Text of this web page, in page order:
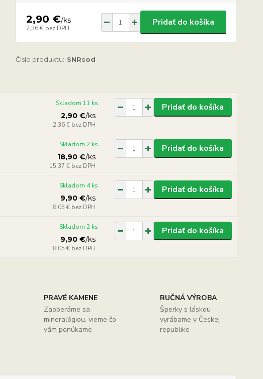
2,90 €/ks
2,36 € bez DPH
Pridať do košíka
Číslo produktu: SNRsod
2,90 €/ks
2,36 € bez DPH
Skladom 11 ks Pridať do košíka
18,90 €/ks
15,37 € bez DPH
Skladom 2 ks Pridať do košíka
9,90 €/ks
8,05 € bez DPH
Skladom 4 ks Pridať do košíka
9,90 €/ks
8,05 € bez DPH
Skladom 2 ks Pridať do košíka
PRAVÉ KAMENE
Zaoberáme sa
mineralógiou, vieme čo
vám ponúkame
RUČNÁ VÝROBA
Šperky s láskou
vyrábame v Českej
republike